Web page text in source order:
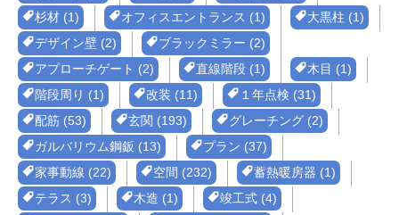
杉材 (1)
オフィスエントランス (1)
大黒柱 (1)
デザイン壁 (2)
ブラックミラー (2)
アプローチゲート (2)
直線階段 (1)
木目 (1)
階段周り (1)
改装 (11)
１年点検 (31)
配筋 (53)
玄関 (193)
グレーチング (2)
ガルバリウム鋼鈑 (13)
プラン (37)
家事動線 (22)
空間 (232)
蓄熱暖房器 (1)
テラス (3)
木造 (1)
竣工式 (4)